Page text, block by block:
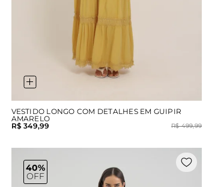
VESTIDO LONGO COM DETALHES EM GUIPIR
AMARELO
R$ 349,99
R$ 499,99
40%
OFF